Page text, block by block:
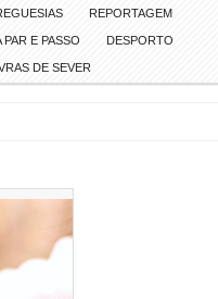
REPORTAGEM
E PASSO DESPORTO
DE SEVER